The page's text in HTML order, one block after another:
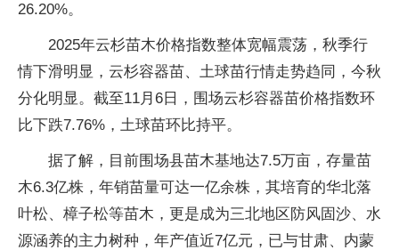
26.20%。
2025年云杉苗木价格指数整体宽幅震荡，秋季行
情下滑明显，云杉容器苗、土球苗行情走势趋同，今秋
分化明显。截至11月6日，围场云杉容器苗价格指数环
比下跌7.76%，土球苗环比持平。
据了解，目前围场县苗木基地达7.5万亩，存量苗
木6.3亿株，年销苗量可达一亿余株，其培育的华北落
叶松、樟子松等苗木，更是成为三北地区防风固沙、水
源涵养的主力树种，年产值近7亿元，已与甘肃、内蒙